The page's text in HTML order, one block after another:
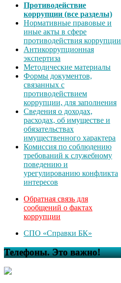
Противодействие
коррупции (все разделы)
Нормативные правовые и
иные акты в сфере
противодействия коррупции
Антикоррупционная
экспертиза
Методические материалы
Формы документов,
связанных с
противодействием
коррупции, для заполнения
Сведения о доходах,
расходах, об имуществе и
обязательствах
имущественного характера
Комиссия по соблюдению
требований к служебному
поведению и
урегулированию конфликта
интересов
Обратная связь для
сообщений о фактах
коррупции
СПО «Справки БК»
Телефоны. Это важно!